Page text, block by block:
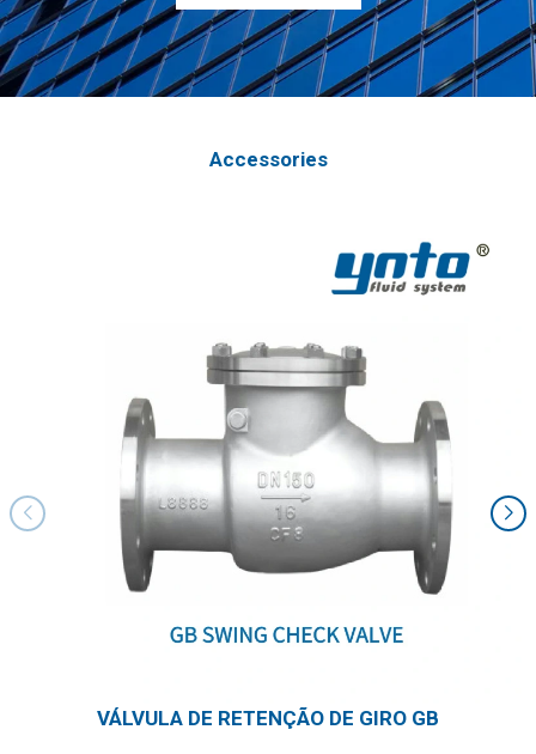
Accessories
VÁLVULA DE RETENÇÃO DE GIRO GB